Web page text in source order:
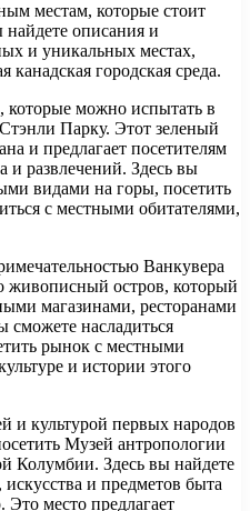
местам, которые стоит
найдете описания и
и уникальных местах,
канадская городская среда.
можно испытать в
Парку. Этот зеленый
и предлагает посетителям
развлечений. Здесь вы
видами на горы, посетить
с местными обитателями,
Ванкувера
живописный остров, который
магазинами, ресторанами
сможете насладиться
рынок с местными
и истории этого
и культурой первых народов
Музей антропологии
Колумбии. Здесь вы найдете
и предметов быта
Это место предлагает